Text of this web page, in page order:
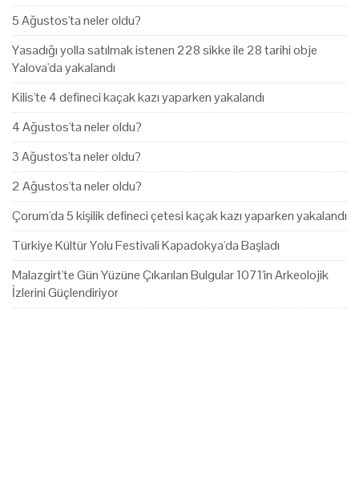
5 Ağustos'ta neler oldu?
Yasadığı yolla satılmak istenen 228 sikke ile 28 tarihi obje
Yalova'da yakalandı
Kilis'te 4 defineci kaçak kazı yaparken yakalandı
4 Ağustos'ta neler oldu?
3 Ağustos'ta neler oldu?
2 Ağustos'ta neler oldu?
Çorum'da 5 kişilik defineci çetesi kaçak kazı yaparken yakalandı
Türkiye Kültür Yolu Festivali Kapadokya'da Başladı
Malazgirt'te Gün Yüzüne Çıkarılan Bulgular 1071'in Arkeolojik
İzlerini Güçlendiriyor